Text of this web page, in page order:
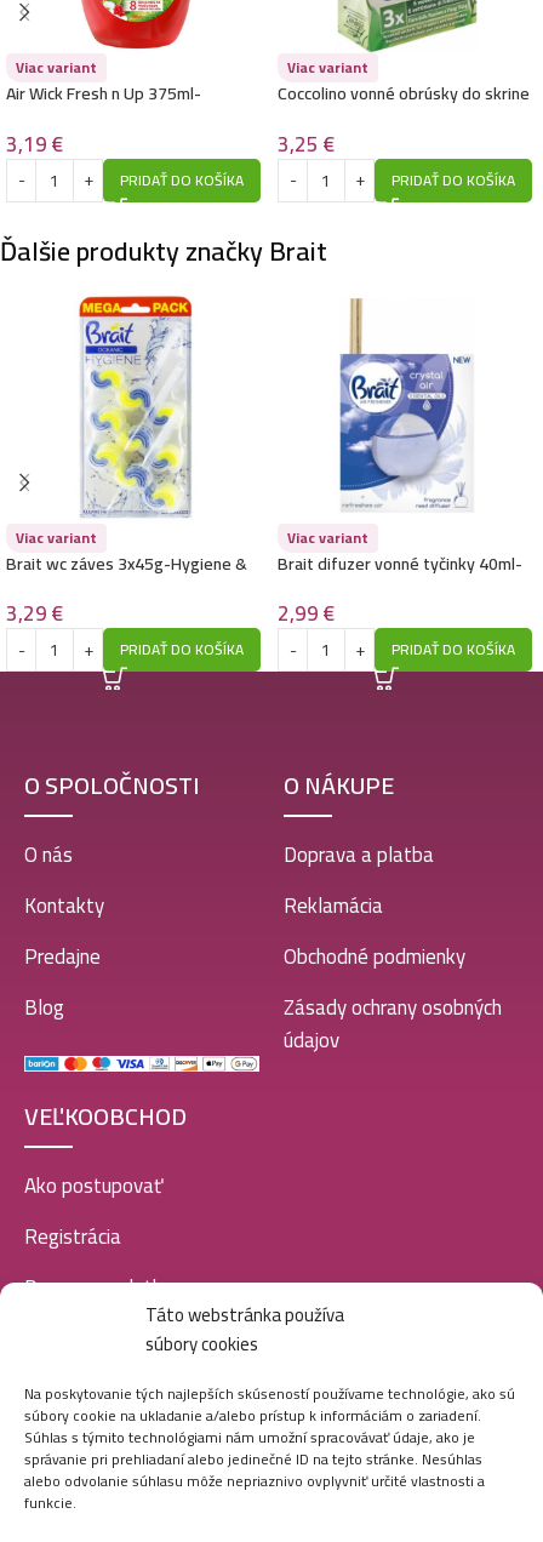
Táto webstránka používa
súbory cookies
Na poskytovanie tých najlepších skúseností používame technológie, ako sú
súbory cookie na ukladanie a/alebo prístup k informáciám o zariadení.
Súhlas s týmito technológiami nám umožní spracovávať údaje, ako je
správanie pri prehliadaní alebo jedinečné ID na tejto stránke. Nesúhlas
alebo odvolanie súhlasu môže nepriaznivo ovplyvniť určité vlastnosti a
funkcie.
Viac variant
Air Wick Fresh n Up 375ml-
3,19€
PRIDAŤ DO KOŠÍKA
Viac variant
Coccolino vonné obrúsky do skrine
3,25€
PRIDAŤ DO KOŠÍKA
Ďalšie produkty značky Brait
Viac variant
Brait wc záves 3x45g-Hygiene &
3,29€
PRIDAŤ DO KOŠÍKA
Viac variant
Brait difuzer vonné tyčinky 40ml-
2,99€
PRIDAŤ DO KOŠÍKA
O SPOLOČNOSTI
O nás
Kontakty
Predajne
Blog
O NÁKUPE
Doprava a platba
Reklamácia
Obchodné podmienky
Zásady ochrany osobných
údajov
VEĽKOOBCHOD
Ako postupovať
Registrácia
Doprava a platba
SOCIÁLNE SIETE